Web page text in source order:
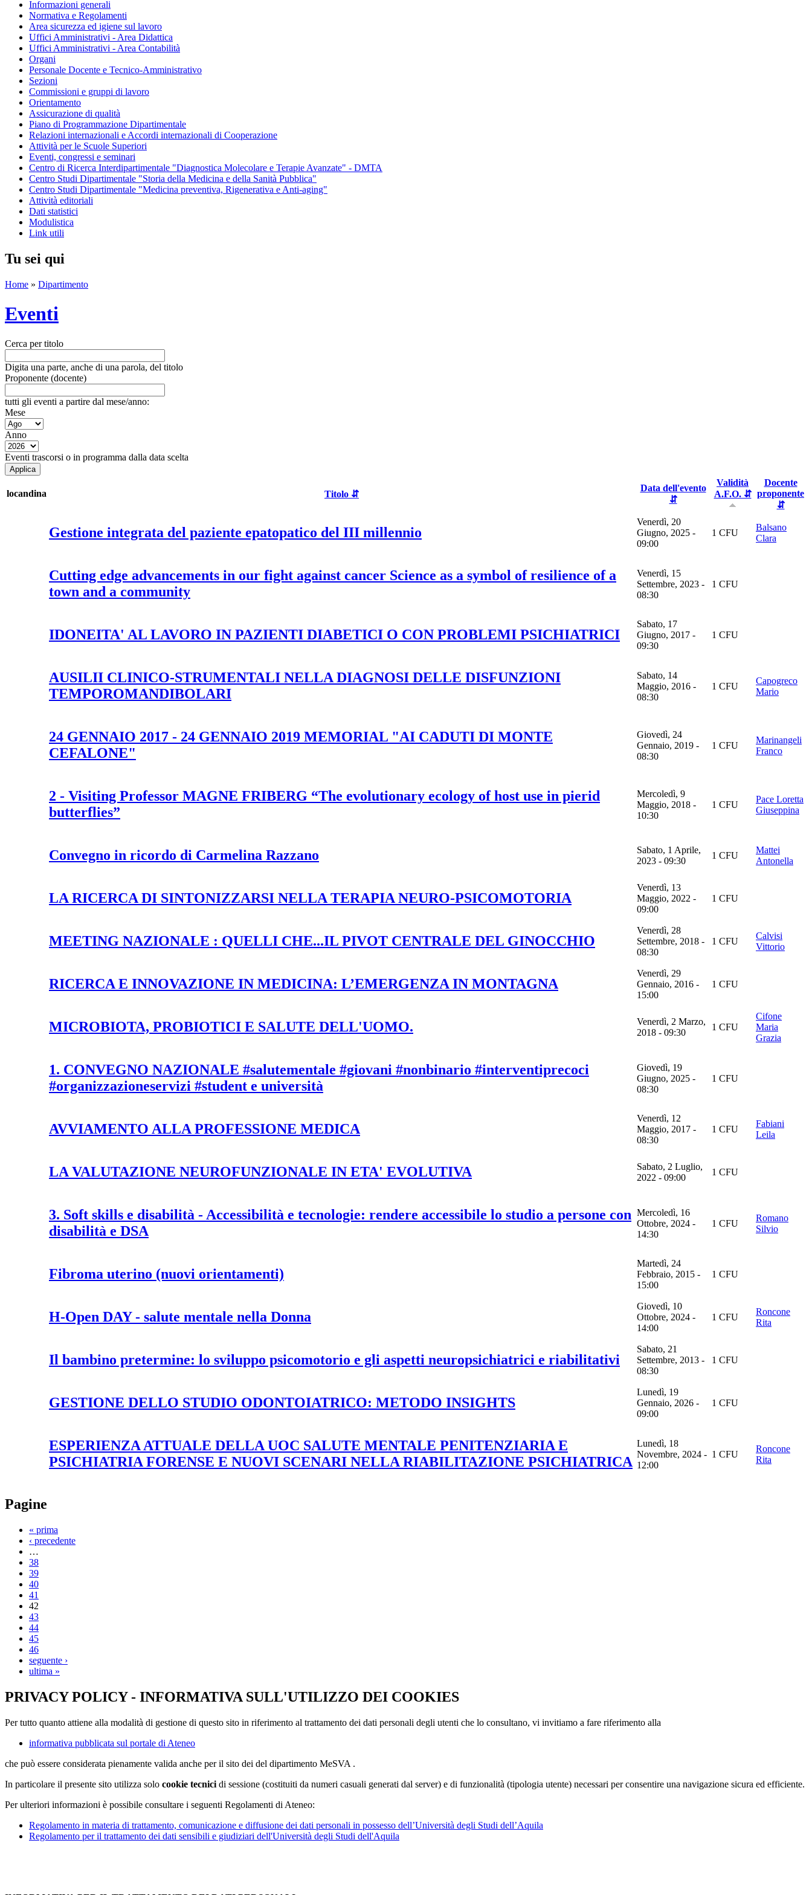
Informazioni generali
Normativa e Regolamenti
Area sicurezza ed igiene sul lavoro
Uffici Amministrativi - Area Didattica
Uffici Amministrativi - Area Contabilità
Organi
Personale Docente e Tecnico-Amministrativo
Sezioni
Commissioni e gruppi di lavoro
Orientamento
Assicurazione di qualità
Piano di Programmazione Dipartimentale
Relazioni internazionali e Accordi internazionali di Cooperazione
Attività per le Scuole Superiori
Eventi, congressi e seminari
Centro di Ricerca Interdipartimentale "Diagnostica Molecolare e Terapie Avanzate" - DMTA
Centro Studi Dipartimentale "Storia della Medicina e della Sanità Pubblica"
Centro Studi Dipartimentale "Medicina preventiva, Rigenerativa e Anti-aging"
Attività editoriali
Dati statistici
Modulistica
Link utili
Tu sei qui
Home » Dipartimento
Eventi
Cerca per titolo
Digita una parte, anche di una parola, del titolo
Proponente (docente)
tutti gli eventi a partire dal mese/anno:
Mese
Anno
Eventi trascorsi o in programma dalla data scelta
locandina Titolo ⇵
Data dell'evento
⇵
Validità
A.F.O. ⇵
Docente
proponente
⇵
Gestione integrata del paziente epatopatico del III millennio
Venerdì, 20
Giugno, 2025 -
09:00
1 CFU
Balsano
Clara
Cutting edge advancements in our fight against cancer Science as a symbol of resilience of a
town and a community
Venerdì, 15
Settembre, 2023 -
08:30
1 CFU
IDONEITA' AL LAVORO IN PAZIENTI DIABETICI O CON PROBLEMI PSICHIATRICI
Sabato, 17
Giugno, 2017 -
09:30
1 CFU
AUSILII CLINICO-STRUMENTALI NELLA DIAGNOSI DELLE DISFUNZIONI
TEMPOROMANDIBOLARI
Sabato, 14
Maggio, 2016 -
08:30
1 CFU
Capogreco
Mario
24 GENNAIO 2017 - 24 GENNAIO 2019 MEMORIAL "AI CADUTI DI MONTE
CEFALONE"
Giovedì, 24
Gennaio, 2019 -
08:30
1 CFU
Marinangeli
Franco
2 - Visiting Professor MAGNE FRIBERG “The evolutionary ecology of host use in pierid
butterflies”
Mercoledì, 9
Maggio, 2018 -
10:30
1 CFU
Pace Loretta
Giuseppina
Convegno in ricordo di Carmelina Razzano
Sabato, 1 Aprile,
2023 - 09:30
1 CFU
Mattei
Antonella
LA RICERCA DI SINTONIZZARSI NELLA TERAPIA NEURO-PSICOMOTORIA
Venerdì, 13
Maggio, 2022 -
09:00
1 CFU
MEETING NAZIONALE : QUELLI CHE...IL PIVOT CENTRALE DEL GINOCCHIO
Venerdì, 28
Settembre, 2018 -
08:30
1 CFU
Calvisi
Vittorio
RICERCA E INNOVAZIONE IN MEDICINA: L’EMERGENZA IN MONTAGNA
Venerdì, 29
Gennaio, 2016 -
15:00
1 CFU
MICROBIOTA, PROBIOTICI E SALUTE DELL'UOMO.
Venerdì, 2 Marzo,
2018 - 09:30
1 CFU
Cifone
Maria
Grazia
1. CONVEGNO NAZIONALE #salutementale #giovani #nonbinario #interventiprecoci
#organizzazioneservizi #student e università
Giovedì, 19
Giugno, 2025 -
08:30
1 CFU
AVVIAMENTO ALLA PROFESSIONE MEDICA
Venerdì, 12
Maggio, 2017 -
08:30
1 CFU
Fabiani
Leila
LA VALUTAZIONE NEUROFUNZIONALE IN ETA' EVOLUTIVA
Sabato, 2 Luglio,
2022 - 09:00
1 CFU
3. Soft skills e disabilità - Accessibilità e tecnologie: rendere accessibile lo studio a persone con
disabilità e DSA
Mercoledì, 16
Ottobre, 2024 -
14:30
1 CFU
Romano
Silvio
Fibroma uterino (nuovi orientamenti)
Martedì, 24
Febbraio, 2015 -
15:00
1 CFU
H-Open DAY - salute mentale nella Donna
Giovedì, 10
Ottobre, 2024 -
14:00
1 CFU
Roncone
Rita
Il bambino pretermine: lo sviluppo psicomotorio e gli aspetti neuropsichiatrici e riabilitativi
Sabato, 21
Settembre, 2013 -
08:30
1 CFU
GESTIONE DELLO STUDIO ODONTOIATRICO: METODO INSIGHTS
Lunedì, 19
Gennaio, 2026 -
09:00
1 CFU
ESPERIENZA ATTUALE DELLA UOC SALUTE MENTALE PENITENZIARIA E
PSICHIATRIA FORENSE E NUOVI SCENARI NELLA RIABILITAZIONE PSICHIATRICA
Lunedì, 18
Novembre, 2024 -
12:00
1 CFU
Roncone
Rita
Pagine
« prima
‹ precedente
…
38
39
40
41
42
43
44
45
46
seguente ›
ultima »
PRIVACY POLICY - INFORMATIVA SULL'UTILIZZO DEI COOKIES
Per tutto quanto attiene alla modalità di gestione di questo sito in riferimento al trattamento dei dati personali degli utenti che lo consultano, vi invitiamo a fare riferimento alla
informativa pubblicata sul portale di Ateneo
che può essere considerata pienamente valida anche per il sito dei del dipartimento MeSVA .
In particolare il presente sito utilizza solo cookie tecnici di sessione (costituiti da numeri casuali generati dal server) e di funzionalità (tipologia utente) necessari per consentire una navigazione sicura ed efficiente.
Per ulteriori informazioni è possibile consultare i seguenti Regolamenti di Ateneo:
Regolamento in materia di trattamento, comunicazione e diffusione dei dati personali in possesso dell’Università degli Studi dell’Aquila
Regolamento per il trattamento dei dati sensibili e giudiziari dell'Università degli Studi dell'Aquila